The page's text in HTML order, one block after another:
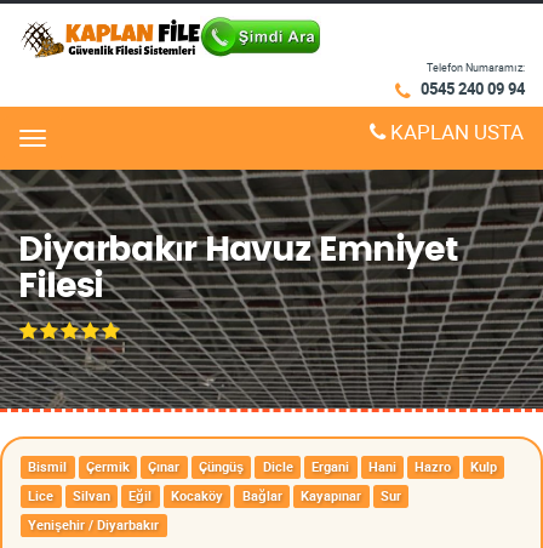
Telefon Numaramız:
0545 240 09 94
Menu KAPLAN USTA
Diyarbakır Havuz Emniyet
Filesi
Bismil Çermik Çınar Çüngüş Dicle Ergani Hani Hazro
Kulp
Lice
Silvan Eğil Kocaköy Bağlar Kayapınar
Sur
Yenişehir / Diyarbakır